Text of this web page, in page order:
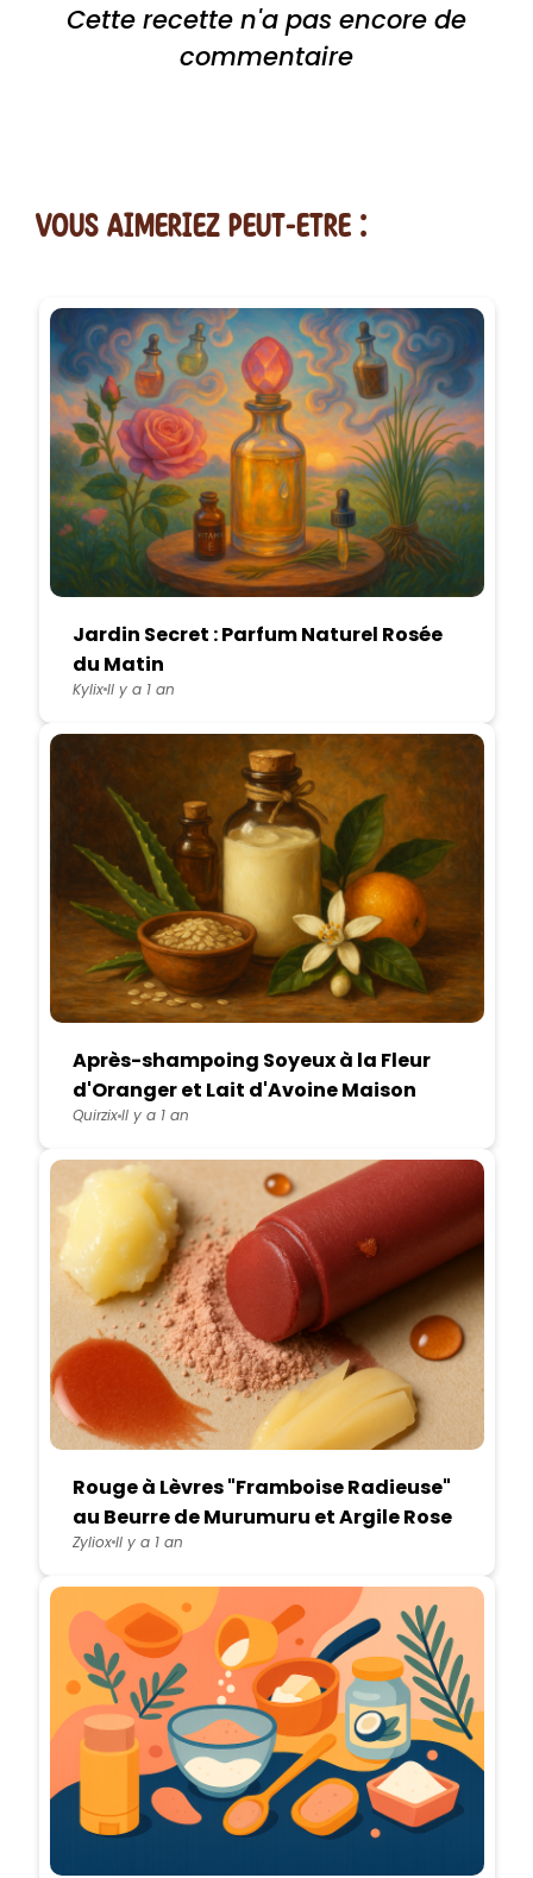
Cette recette n'a pas encore de
commentaire
vous AIMERiEZ PEUT-ETRE :
Jardin Secret : Parfum Naturel Rosée
du Matin
KylixIl y a 1 an
Après-shampoing Soyeux à la Fleur
d'Oranger et Lait d'Avoine Maison
QuirzixIl y a 1 an
Rouge à Lèvres "Framboise Radieuse"
au Beurre de Murumuru et Argile Rose
ZylioxIl y a 1 an